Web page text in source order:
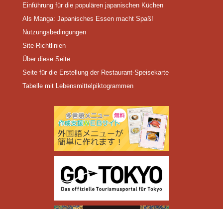
Einführung für die populären japanischen Küchen
Als Manga: Japanisches Essen macht Spaß!
Nutzungsbedingungen
Site-Richtlinien
Über diese Seite
Seite für die Erstellung der Restaurant-Speisekarte
Tabelle mit Lebensmittelpiktogrammen